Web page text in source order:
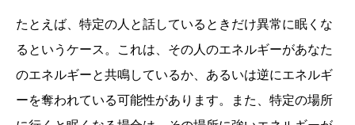
たとえば、特定の人と話しているときだけ異常に眠くな
るというケース。これは、その人のエネルギーがあなた
のエネルギーと共鳴しているか、あるいは逆にエネルギ
ーを奪われている可能性があります。また、特定の場所